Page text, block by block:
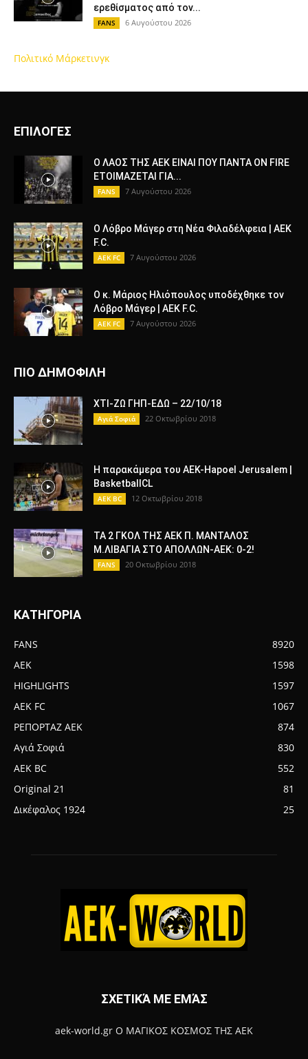
ερεθίσματος από τον...
FANS 6 Αυγούστου 2026
Πολιτικό Μάρκετινγκ
ΕΠΙΛΟΓΕΣ
Ο ΛΑΟΣ ΤΗΣ ΑΕΚ ΕΙΝΑΙ ΠΟΥ ΠΑΝΤΑ ON FIRE
ΕΤΟΙΜΑΖΕΤΑΙ ΓΙΑ...
FANS 7 Αυγούστου 2026
Ο Λόβρο Μάγερ στη Νέα Φιλαδέλφεια | AEK
F.C.
AEK FC 7 Αυγούστου 2026
Ο κ. Μάριος Ηλιόπουλος υποδέχθηκε τον
Λόβρο Μάγερ | AEK F.C.
AEK FC 7 Αυγούστου 2026
ΠΙΟ ΔΗΜΟΦΙΛΗ
ΧΤΙ-ΖΩ ΓΗΠ-ΕΔΩ – 22/10/18
Αγιά Σοφιά 22 Οκτωβρίου 2018
Η παρακάμερα του ΑΕΚ-Hapoel Jerusalem |
BasketballCL
AEK BC 12 Οκτωβρίου 2018
ΤΑ 2 ΓΚΟΛ ΤΗΣ ΑΕΚ Π. ΜΑΝΤΑΛΟΣ
Μ.ΛΙΒΑΓΙΑ ΣΤΟ ΑΠΟΛΛΩΝ-ΑΕΚ: 0-2!
FANS 20 Οκτωβρίου 2018
ΚΑΤΗΓΟΡΙΑ
FANS
8920
AEK
1598
HIGHLIGHTS
1597
AEK FC
1067
ΡΕΠΟΡΤΑΖ ΑΕΚ
874
Αγιά Σοφιά
830
AEK BC
552
Original 21
81
Δικέφαλος 1924
25
ΣΧΕΤΙΚΆ ΜΕ ΕΜΆΣ
aek-world.gr Ο ΜΑΓΙΚΟΣ ΚΟΣΜΟΣ ΤΗΣ ΑΕΚ